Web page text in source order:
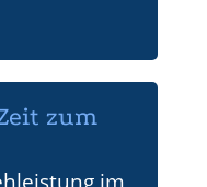
zum